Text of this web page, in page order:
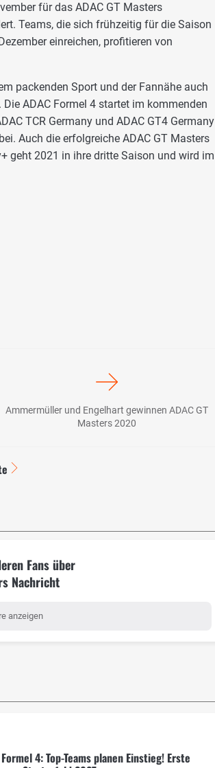
für das ADAC GT Masters
Teams, die sich frühzeitig für die Saison
einreichen, profitieren von
packenden Sport und der Fannähe auch
ADAC Formel 4 startet im kommenden
TCR Germany und ADAC GT4 Germany
Auch die erfolgreiche ADAC GT Masters
geht 2021 in ihre dritte Saison und wird im
Ammermüller und Engelhart gewinnen ADAC GT
Masters 2020
Fans über
Nachricht
anzeigen
4: Top-Teams planen Einstieg! Erste